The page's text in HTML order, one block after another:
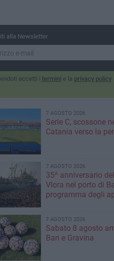
alla Newsletter
accetti i termini e la privacy policy
7 AGOSTO 2026
Serie C, scossone
Catania verso la
7 AGOSTO 2026
35^ anniversario
Vlora nel porto di
programma degli
7 AGOSTO 2026
Sabato 8 agosto
Bari e Gravina